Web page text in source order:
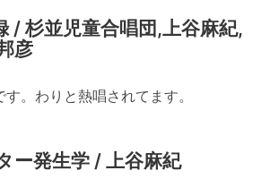
/ 杉並児童合唱団,上谷麻紀,
彦
。わりと熱唱されてます。
ー発生学 / 上谷麻紀